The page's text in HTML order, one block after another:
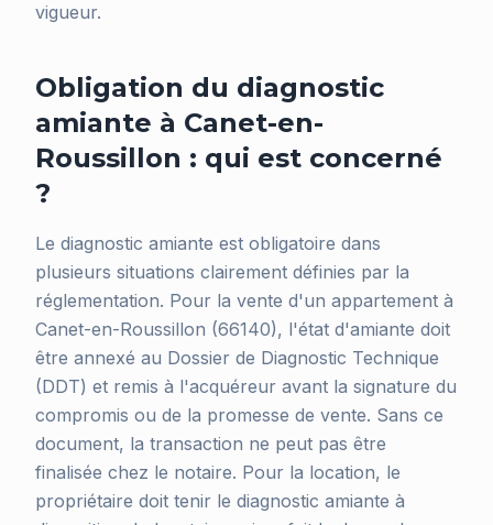
vigueur.
Obligation du diagnostic
amiante à Canet-en-
Roussillon : qui est concerné
?
Le diagnostic amiante est obligatoire dans
plusieurs situations clairement définies par la
réglementation. Pour la vente d'un appartement à
Canet-en-Roussillon (66140), l'état d'amiante doit
être annexé au Dossier de Diagnostic Technique
(DDT) et remis à l'acquéreur avant la signature du
compromis ou de la promesse de vente. Sans ce
document, la transaction ne peut pas être
finalisée chez le notaire. Pour la location, le
propriétaire doit tenir le diagnostic amiante à